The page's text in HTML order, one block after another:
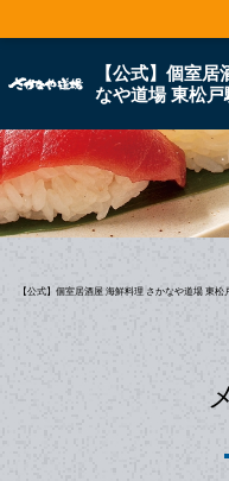
【公式】個室
なや道場 東松戸
【公式】個室居酒屋 海鮮料理 さかなや道場 東松